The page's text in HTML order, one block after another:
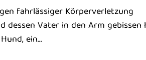
fahrlässiger Körperverletzung
Vater in den Arm gebissen
ein…